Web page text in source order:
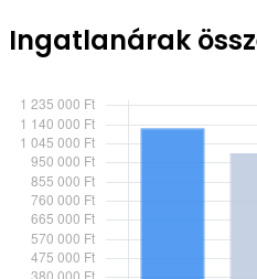
Ingatlanárak